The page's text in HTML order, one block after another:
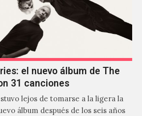
el nuevo álbum de The
31 canciones
lejos de tomarse a la ligera la
álbum después de los seis años